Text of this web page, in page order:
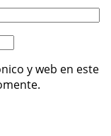
y web en este